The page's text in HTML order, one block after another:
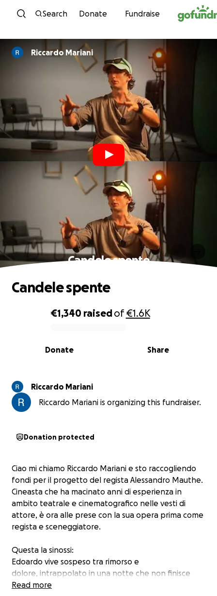
Skip to content
Search Donate Fundraise
Riccardo Mariani
Candele spente
0% complete
€1,340 raisedof€1.6K
Share
Donate
Candele spente
Riccardo Mariani
Riccardo Mariani is organizing this fundraiser.
Donation protected
Ciao mi chiamo Riccardo Mariani e sto raccogliendo
fondi per il progetto del regista Alessandro Mauthe.
Cineasta che ha macinato anni di esperienza in
ambito teatrale e cinematografico nelle vesti di
attore, è ora alle prese con la sua opera prima come
regista e sceneggiatore.
Questa la sinossi:
Edoardo vive sospeso tra rimorso e
dolore, intrappolato in una notte che non finisce
mai. Un palloncino che esplode a una festa
Read more